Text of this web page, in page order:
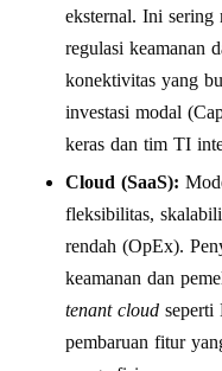
eksternal. Ini sering
regulasi keamanan
konektivitas yang
investasi modal
keras dan tim TI
Cloud (SaaS):
fleksibilitas,
rendah (OpEx).
keamanan dan
tenant cloud
pembaruan fitur